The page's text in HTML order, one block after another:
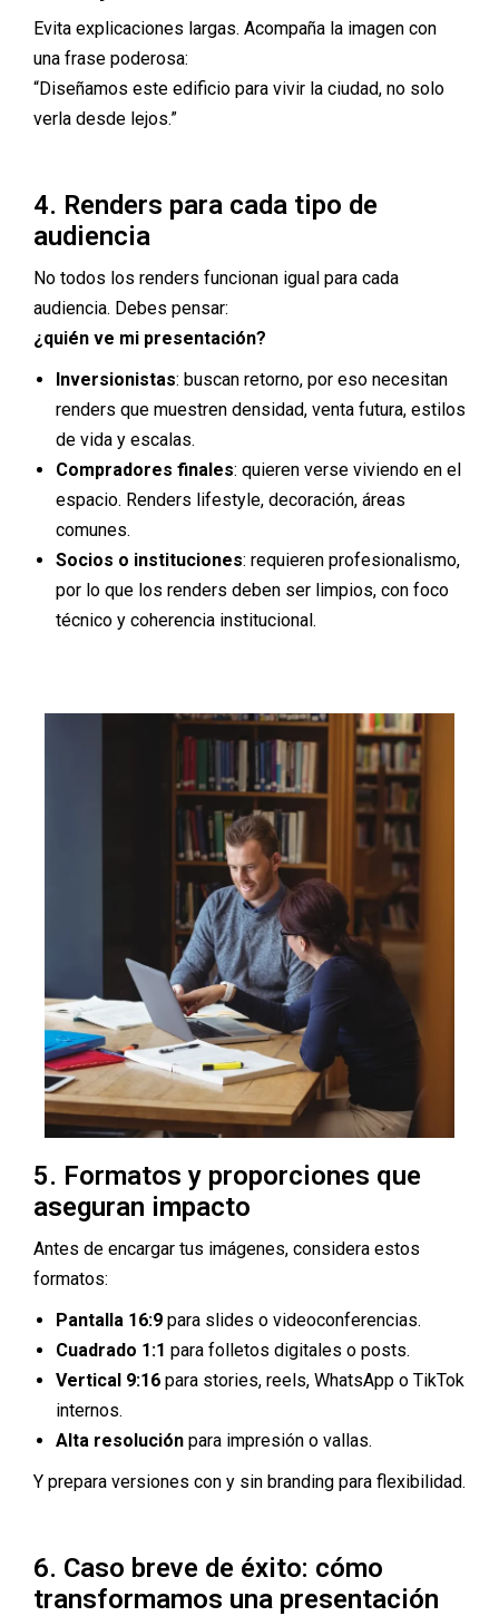
Evita explicaciones largas. Acompaña la imagen con
una frase poderosa:
“Diseñamos este edificio para vivir la ciudad, no solo
verla desde lejos.”
4. Renders para cada tipo de
audiencia
No todos los renders funcionan igual para cada
audiencia. Debes pensar:
¿quién ve mi presentación?
Inversionistas: buscan retorno, por eso necesitan
renders que muestren densidad, venta futura, estilos
de vida y escalas.
Compradores finales: quieren verse viviendo en el
espacio. Renders lifestyle, decoración, áreas
comunes.
Socios o instituciones: requieren profesionalismo,
por lo que los renders deben ser limpios, con foco
técnico y coherencia institucional.
5. Formatos y proporciones que
aseguran impacto
Antes de encargar tus imágenes, considera estos
formatos:
Pantalla 16:9 para slides o videoconferencias.
Cuadrado 1:1 para folletos digitales o posts.
Vertical 9:16 para stories, reels, WhatsApp o TikTok
internos.
Alta resolución para impresión o vallas.
Y prepara versiones con y sin branding para flexibilidad.
6. Caso breve de éxito: cómo
transformamos una presentación